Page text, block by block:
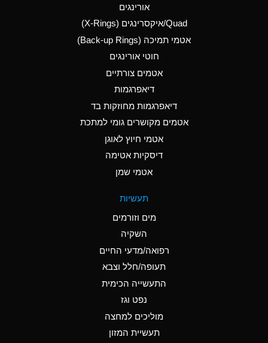
Aluminum Nitrate
(Aqueous)
Aluminum Phosphate
Ammonia Anhydrous
C
Ammonia Gas (cold)
A
Ammonia Gas (hot)
Ammonium Hydroxide
A
Ammonium Nitrate
Ammonium Nitrite
אורינגים
Quad/איקסרינגים (X-Rings)
אטמי תמיכה (Back-up Rings)
חוטי אורינגים
אטמים צורתיים
דיאפרגמות
דיאפרגמות מחוזקות בד
אטמים מקושרים גומי למתכת
אטמי חיוץ לאוגן
דיסקיות אטימה
אטמי שמן
תעשיות
מים וזורמים
השקיה
רפואה/מדעי החיים
תעופה/חלל וצבא
התעשייה הכימית
נפט וגז
מוליכים למחצה
תעשיית המזון